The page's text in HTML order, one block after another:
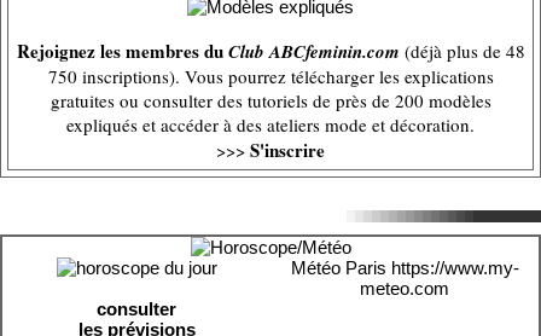
Rejoignez les membres duClub ABCfeminin.com (déjà plus de 48
750 inscriptions). Vous pourrez télécharger les explications
gratuites ou consulter des tutoriels de près de 200 modèles
expliqués et accéder à des ateliers mode et décoration.
>>> S'inscrire
consulter
les prévisions
Météo Paris https://www.my-
meteo.com